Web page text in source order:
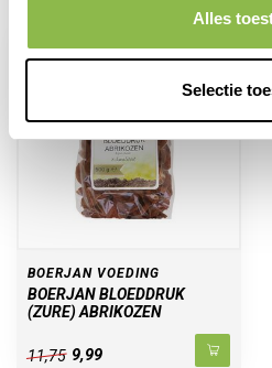
Alles
Selectie
-15%
BOERJAN VOEDING
BOERJAN BLOEDDRUK
(ZURE) ABRIKOZEN
11,75 9,99